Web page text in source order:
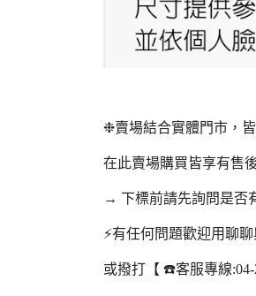
❉賣場結合實體門市，
在此賣場購買皆享有售
→ 下標前請先詢問是否
⚡️有任何問題歡迎用聊
或撥打【 ☎️客服專線:04-